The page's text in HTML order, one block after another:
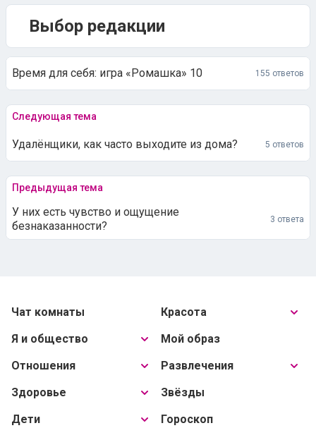
Выбор редакции
Время для себя: игра «Ромашка» 10 155 ответов
Следующая тема
Удалёнщики, как часто выходите из дома? 5 ответов
Предыдущая тема
У них есть чувство и ощущение
безнаказанности?
3 ответа
Чат комнаты
Я и общество
Отношения
Здоровье
Дети
Красота
Мой образ
Развлечения
Звёзды
Гороскоп